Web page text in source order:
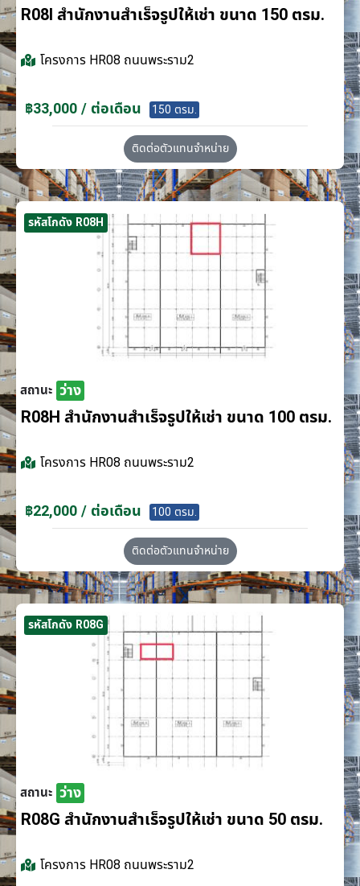
R08I สำนักงานสำเร็จรูปให้เช่า ขนาด 150 ตรม.
โครงการ HR08 ถนนพระราม2
฿33,000 / ต่อเดือน 150 ตรม.
ติดต่อตัวแทนจำหน่าย
รหัสโกดัง R08H
สถานะ ว่าง
R08H สำนักงานสำเร็จรูปให้เช่า ขนาด 100 ตรม.
โครงการ HR08 ถนนพระราม2
฿22,000 / ต่อเดือน 100 ตรม.
ติดต่อตัวแทนจำหน่าย
รหัสโกดัง R08G
สถานะ ว่าง
R08G สำนักงานสำเร็จรูปให้เช่า ขนาด 50 ตรม.
โครงการ HR08 ถนนพระราม2